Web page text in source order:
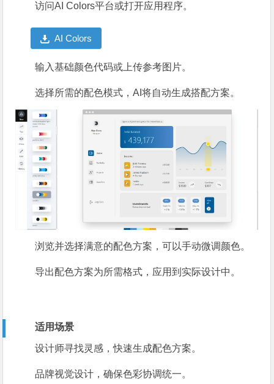
访问AI Colors平台或打开应用程序。
AI Colors
输入基础颜色代码或上传参考图片。
选择所需的配色模式，AI将自动生成搭配方案。
浏览并选择满意的配色方案，可以手动微调颜色。
导出配色方案为所需格式，应用到实际设计中。
适用场景
设计师寻找灵感，快速生成配色方案。
品牌视觉设计，确保色彩协调统一。